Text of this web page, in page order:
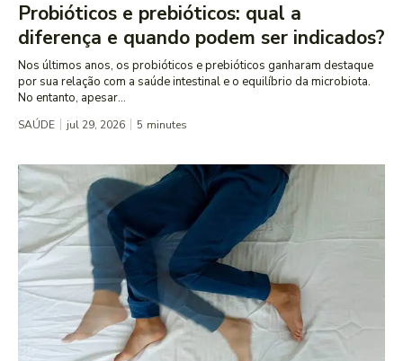
Probióticos e prebióticos: qual a
diferença e quando podem ser indicados?
Nos últimos anos, os probióticos e prebióticos ganharam destaque
por sua relação com a saúde intestinal e o equilíbrio da microbiota.
No entanto, apesar...
SAÚDE jul 29, 2026 5 minutes